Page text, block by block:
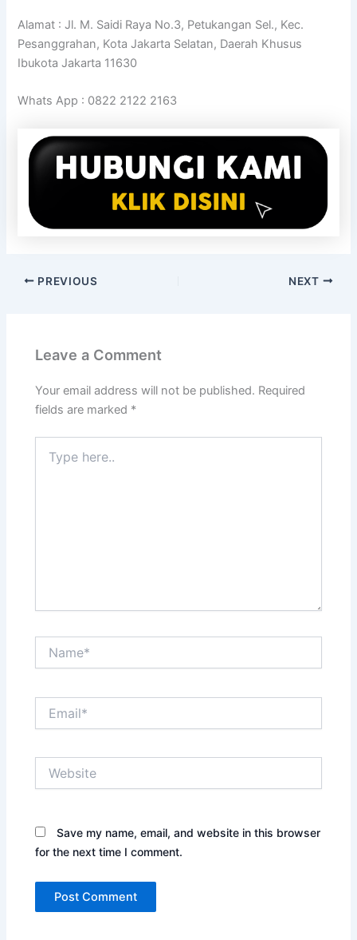
Alamat : Jl. M. Saidi Raya No.3, Petukangan Sel., Kec.
Pesanggrahan, Kota Jakarta Selatan, Daerah Khusus
Ibukota Jakarta 11630
Whats App : 0822 2122 2163
PREVIOUS NEXT
Leave a Comment
Your email address will not be published. Required
fields are marked *
here..
Save my name, email, and website in this browser
for the next time I comment.